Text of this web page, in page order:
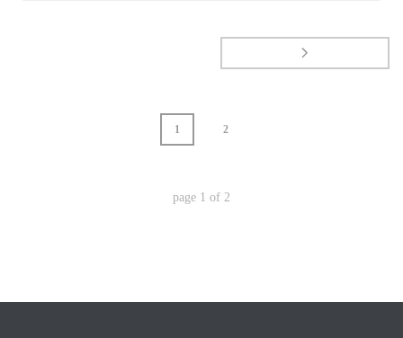
1 2
page 1 of 2